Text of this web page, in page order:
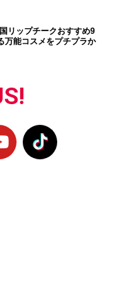
リップチークおすすめ9
万能コスメをプチプラか